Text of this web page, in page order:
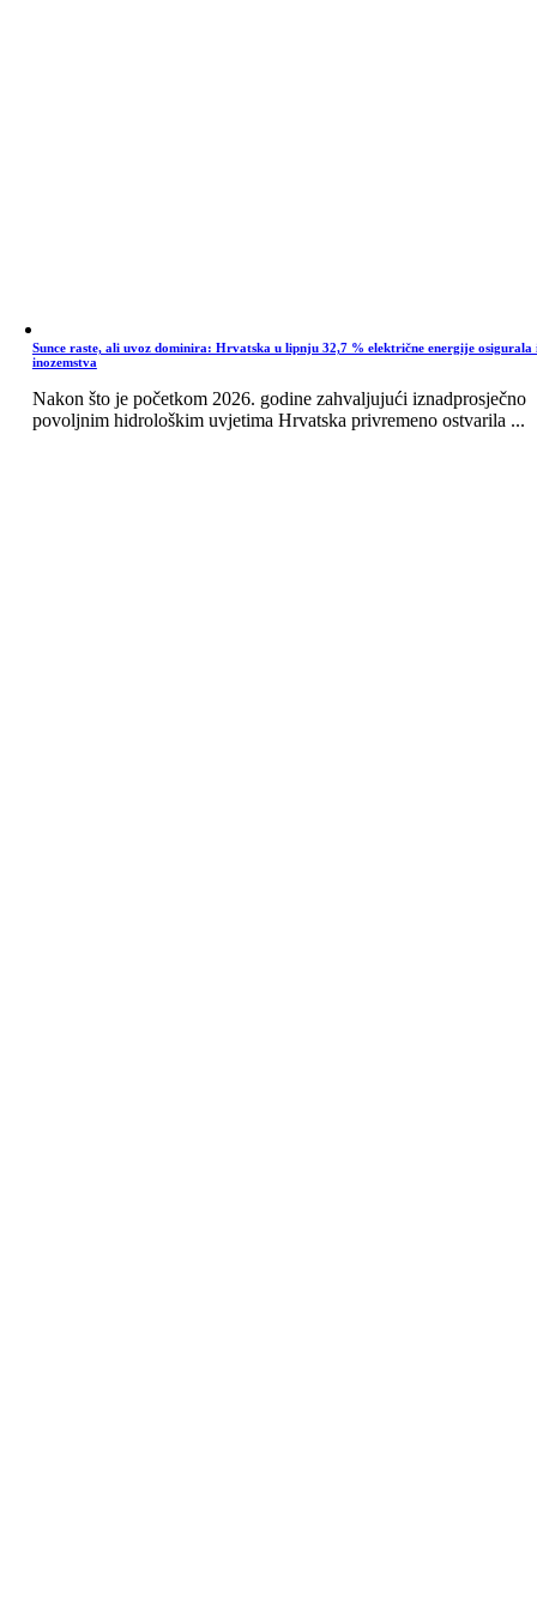
Sunce raste, ali uvoz dominira: Hrvatska u lipnju 32,7 % električne energije osigurala
inozemstva
Nakon što je početkom 2026. godine zahvaljujući iznadprosječno
povoljnim hidrološkim uvjetima Hrvatska privremeno ostvarila ...